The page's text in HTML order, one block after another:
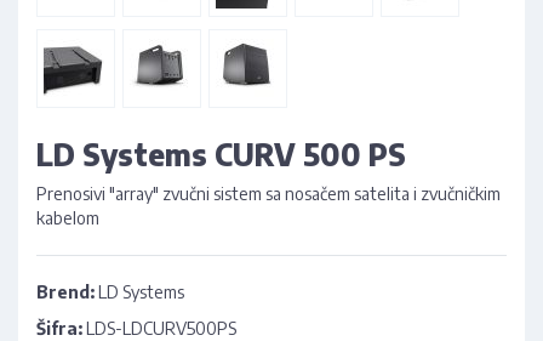
LD Systems CURV 500 PS
Prenosivi "array" zvučni sistem sa nosačem satelita i zvučničkim
kabelom
Brend:LD Systems
Šifra:LDS-LDCURV500PS